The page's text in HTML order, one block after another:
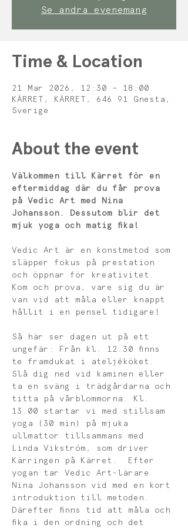
Se andra evenemang
Time & Location
21 Mar 2026, 12:30 – 18:00
KÄRRET, KÄRRET, 646 91 Gnesta,
Sverige
About the event
Välkommen till Kärret för en
eftermiddag där du får prova
på Vedic Art med Nina
Johansson. Dessutom blir det
mjuk yoga och matig fika!
Vedic Art är en konstmetod som
släpper fokus på prestation
och öppnar för kreativitet.
Kom och prova, vare sig du är
van vid att måla eller knappt
hållit i en pensel tidigare!
Så här ser dagen ut på ett
ungefär: Från kl. 12.30 finns
te framdukat i ateljéköket.
Slå dig ned vid kaminen eller
ta en sväng i trädgårdarna och
titta på vårblommorna. Kl.
13.00 startar vi med stillsam
yoga (30 min) på mjuka
ullmattor tillsammans med
Linda Vikström, som driver
Kärringen på Kärret.  Efter
yogan tar Vedic Art-lärare
Nina Johansson vid med en kort
introduktion till metoden.
Därefter finns tid att måla och
fika i den ordning och det